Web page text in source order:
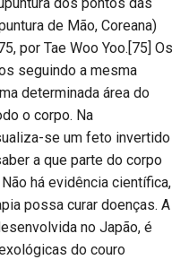
dos pontos das
de Mão, Coreana)
por Tae Woo Yoo.[75] Os
seguindo a mesma
determinada área do
o corpo. Na
se um feto invertido
a que parte do corpo
há evidência científica,
possa curar doenças. A
no Japão, é
do couro